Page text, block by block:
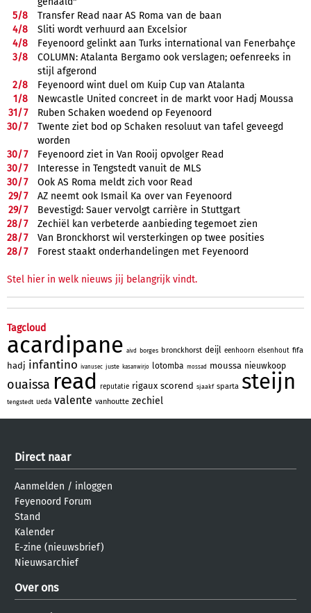
5/8
Transfer Read naar AS Roma van de baan
4/8
Sliti wordt verhuurd aan Excelsior
4/8
Feyenoord gelinkt aan Turks international van Fenerbahçe
3/8
COLUMN: Atalanta Bergamo ook verslagen; oefenreeks in
stijl afgerond
2/8
Feyenoord wint duel om Kuip Cup van Atalanta
1/8
Newcastle United concreet in de markt voor Hadj Moussa
31/7
Ruben Schaken woedend op Feyenoord
30/7
Twente ziet bod op Schaken resoluut van tafel geveegd
worden
30/7
Feyenoord ziet in Van Rooij opvolger Read
30/7
Interesse in Tengstedt vanuit de MLS
30/7
Ook AS Roma meldt zich voor Read
29/7
AZ neemt ook Ismail Ka over van Feyenoord
29/7
Bevestigd: Sauer vervolgt carrière in Stuttgart
28/7
Zechiël kan verbeterde aanbieding tegemoet zien
28/7
Van Bronckhorst wil versterkingen op twee posities
28/7 Forest staakt onderhandelingen met Feyenoord
Stel hier in welk nieuws jij belangrijk vindt.
Tagcloud
acardipane aivd borges bronckhorst deijl eenhoorn elsenhout fifa
hadj infantino ivanusec juste kasanwirjo lotomba mossad moussa nieuwkoop
ouaissa read reputatie rigaux scorend sjaakf sparta steijn
tengstedt ueda valente vanhoutte zechiel
Direct naar
Aanmelden / inloggen
Feyenoord Forum
Stand
Kalender
E-zine (nieuwsbrief)
Nieuwsarchief
Over ons